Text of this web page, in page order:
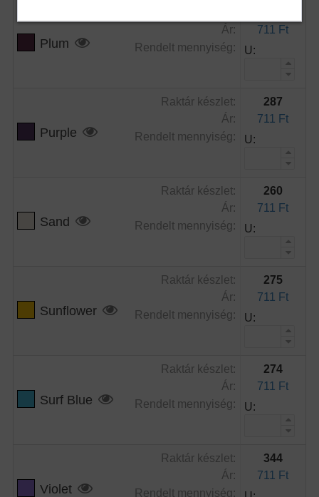
Plum
Ár:
Rendelt mennyiség:
711 Ft
U:
Purple
Raktár készlet:
Ár:
Rendelt mennyiség:
287
711 Ft
U:
Sand
Raktár készlet:
Ár:
Rendelt mennyiség:
260
711 Ft
U:
Sunflower
Raktár készlet:
Ár:
Rendelt mennyiség:
275
711 Ft
U:
Surf Blue
Raktár készlet:
Ár:
Rendelt mennyiség:
274
711 Ft
U:
Violet
Raktár készlet:
Ár:
Rendelt mennyiség:
344
711 Ft